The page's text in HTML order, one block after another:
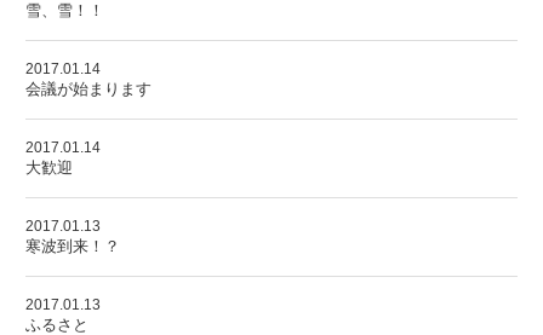
雪、雪！！
2017.01.14
会議が始まります
2017.01.14
大歓迎
2017.01.13
寒波到来！？
2017.01.13
ふるさと